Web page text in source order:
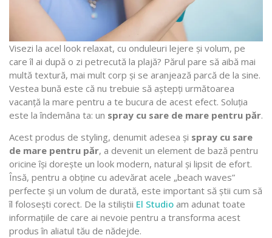
Visezi la acel look relaxat, cu onduleuri lejere și volum, pe
care îl ai după o zi petrecută la plajă? Părul pare să aibă mai
multă textură, mai mult corp și se aranjează parcă de la sine.
Vestea bună este că nu trebuie să aștepți următoarea
vacanță la mare pentru a te bucura de acest efect. Soluția
este la îndemâna ta: un spray cu sare de mare pentru păr.
Acest produs de styling, denumit adesea și spray cu sare
de mare pentru păr, a devenit un element de bază pentru
oricine își dorește un look modern, natural și lipsit de efort.
Însă, pentru a obține cu adevărat acele „beach waves”
perfecte și un volum de durată, este important să știi cum să
îl folosești corect. De la stiliștii El Studio am adunat toate
informațiile de care ai nevoie pentru a transforma acest
produs în aliatul tău de nădejde.